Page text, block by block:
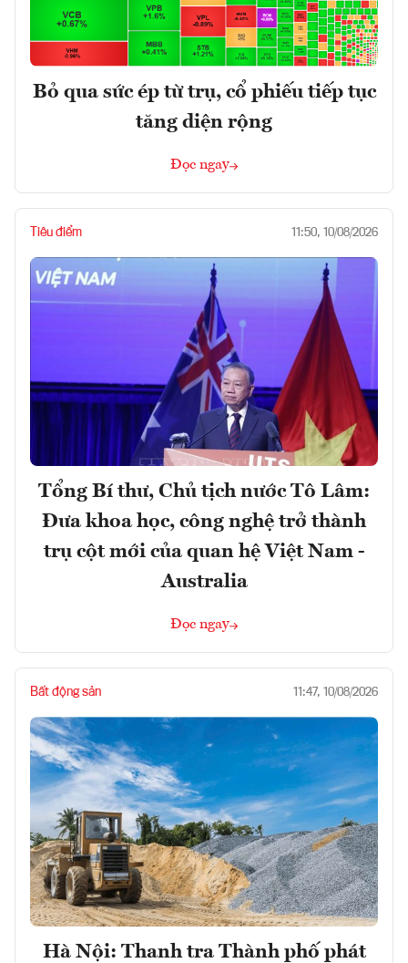
Bỏ qua sức ép từ trụ, cổ phiếu tiếp tục
tăng diện rộng
Đọc ngay
Tiêu điểm 11:50, 10/08/2026
Tổng Bí thư, Chủ tịch nước Tô Lâm:
Đưa khoa học, công nghệ trở thành
trụ cột mới của quan hệ Việt Nam -
Australia
Đọc ngay
Bất động sản 11:47, 10/08/2026
Hà Nội: Thanh tra Thành phố phát